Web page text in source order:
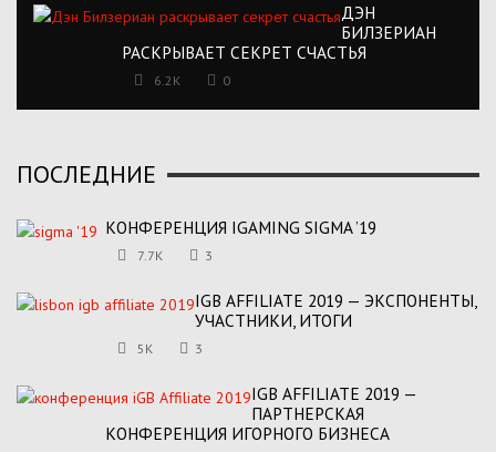
ДЭН
БИЛЗЕРИАН
РАСКРЫВАЕТ СЕКРЕТ СЧАСТЬЯ
6.2K 0
ПОСЛЕДНИЕ
КОНФЕРЕНЦИЯ IGAMING SIGMA ’19
7.7K 3
IGB AFFILIATE 2019 — ЭКСПОНЕНТЫ,
УЧАСТНИКИ, ИТОГИ
5K 3
IGB AFFILIATE 2019 —
ПАРТНЕРСКАЯ
КОНФЕРЕНЦИЯ ИГОРНОГО БИЗНЕСА